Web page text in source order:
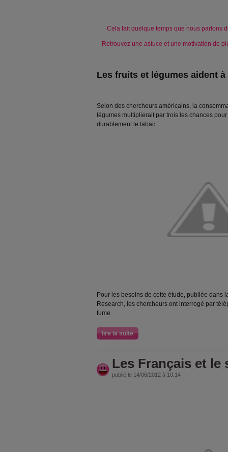
Cela fait quelque temps que nous parlons
Retrouvez une astuce et une motivation de
Les fruits et légumes aident
Selon des chercheurs américains, la
légumes multiplierait par trois les chances
durablement le tabac.
Pour les besoins de cette étude, publiée dans
Research, les chercheurs ont interrogé par
fume
lire la suite
Les Français et le
publié le 14/06/2012 à 10:14